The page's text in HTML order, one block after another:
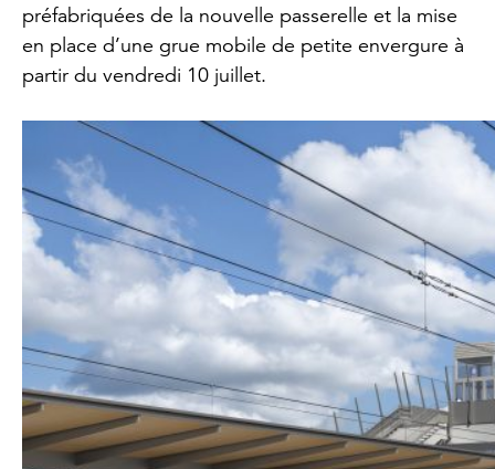
préfabriquées de la nouvelle passerelle et la mise
en place d’une grue mobile de petite envergure à
partir du vendredi 10 juillet.